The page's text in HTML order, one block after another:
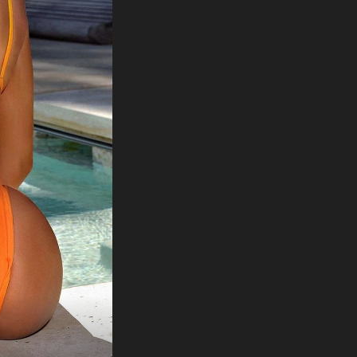
MA ŠTO JE OVO?
U majici kojoj je manjkalo materijala
umalo je pokazala i više nego što je
potrebno, a u jednom trenu se činilo da
tanke trakice neće ni izdržati!